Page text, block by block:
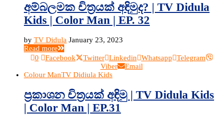
අම්බලමක චිත්‍රයක් අඳිමුද? | TV Didula
Kids | Color Man | EP. 32
by TV Didula January 23, 2023
Read more
0
Facebook Twitter Linkedin Whatsapp
Telegram
Viber
Email
Colour ManTV Didiula Kids
ප්‍රකාශන චිත්‍රයක් අඳිමු | TV Didula Kids
| Color Man | EP.31